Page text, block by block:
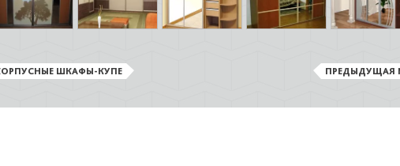
ШКАФЫ-КУПЕ ПРЕДЫДУЩАЯ